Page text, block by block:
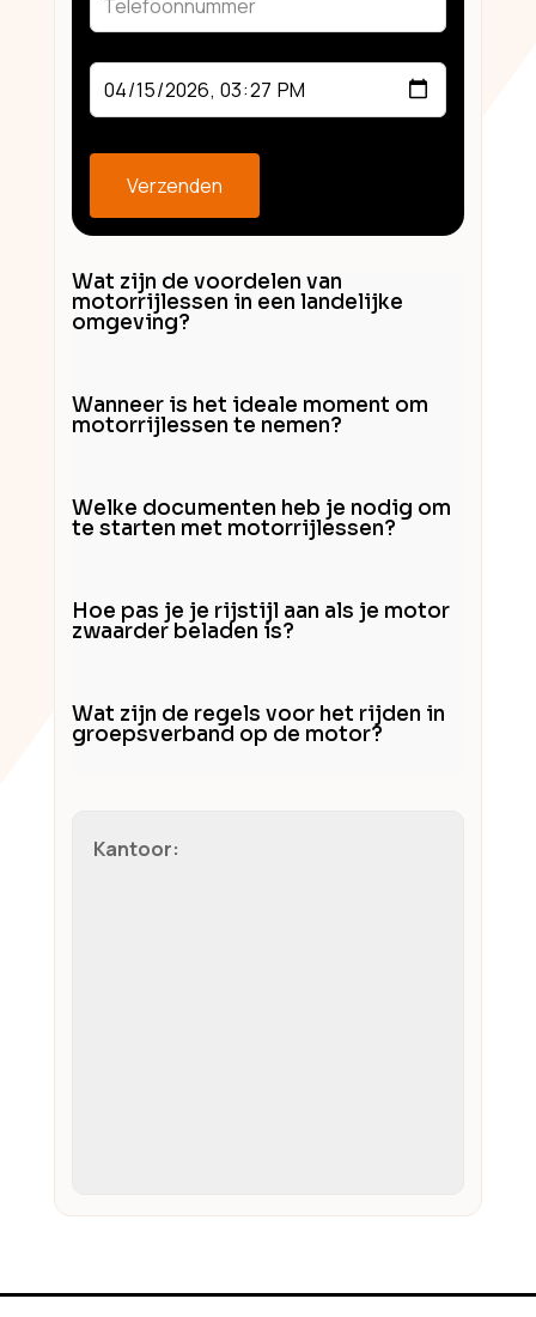
Verzenden
Wat zijn de voordelen van
motorrijlessen in een landelijke
omgeving?
Wanneer is het ideale moment om
motorrijlessen te nemen?
Welke documenten heb je nodig om
te starten met motorrijlessen?
Hoe pas je je rijstijl aan als je motor
zwaarder beladen is?
Wat zijn de regels voor het rijden in
groepsverband op de motor?
Kantoor: